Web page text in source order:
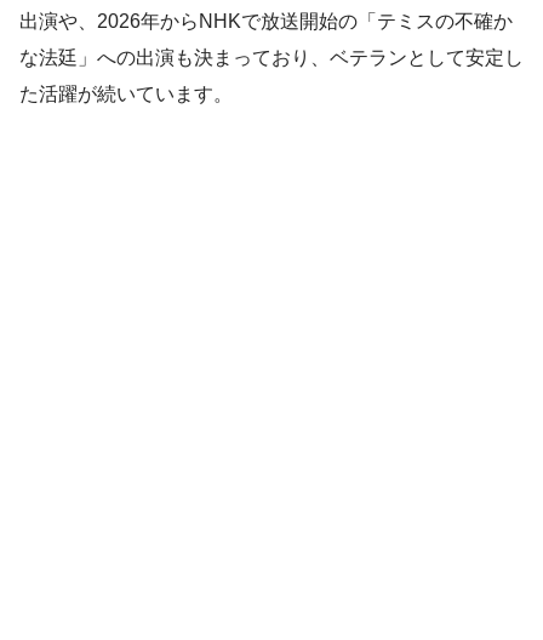
出演や、2026年からNHKで放送開始の「テミスの不確か
な法廷」への出演も決まっており、ベテランとして安定し
た活躍が続いています。